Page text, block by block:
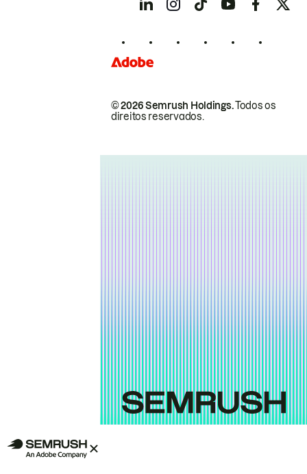
© 2026 Semrush Holdings.Todos os
direitos reservados.